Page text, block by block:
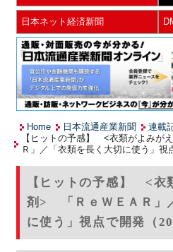
日本ネット経済新聞
Home 日本流通産業新聞 連載
【ヒットの予感】 <衣類がよみが
Ｒ」／「衣類を長く大切に使う」視
【ヒットの予感】 <衣
剤> 「ＲｅＷＥＡＲ」
に使う」視点で開発（